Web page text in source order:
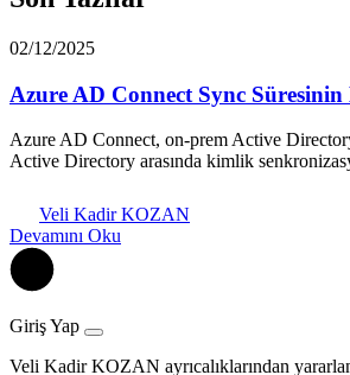
02/12/2025
Azure AD Connect Sync Süresinin
Azure AD Connect, on-prem Active
Active Directory arasında kimlik
Veli Kadir KOZAN
Devamını Oku
Giriş Yap
Veli Kadir KOZAN ayrıcalıklarından